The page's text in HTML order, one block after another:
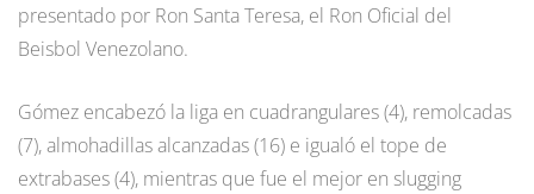
presentado por Ron Santa Teresa, el Ron Oficial del
Beisbol Venezolano.
Gómez encabezó la liga en cuadrangulares (4), remolcadas
(7), almohadillas alcanzadas (16) e igualó el tope de
extrabases (4), mientras que fue el mejor en slugging